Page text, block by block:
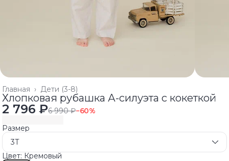
Дети (3-8)
Главная ›
Хлопковая рубашка А-силуэта с кокеткой
2 796 ₽6 990 ₽−60%
Размер
3T
Цвет: Кремовый